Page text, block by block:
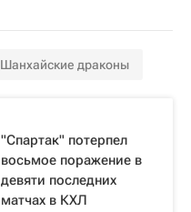
Шанхайские драконы
"Спартак" потерпел
восьмое поражение в
девяти последних
матчах в КХЛ